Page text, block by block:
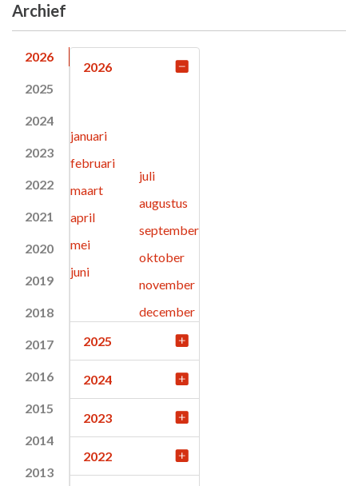
Archief
2026
2025
2024
2023
2022
2021
2020
2019
2018
2017
2016
2015
2014
2013
2026
januari
februari
maart
april
mei
juni
juli
augustus
september
oktober
november
december
2025
2024
2023
2022